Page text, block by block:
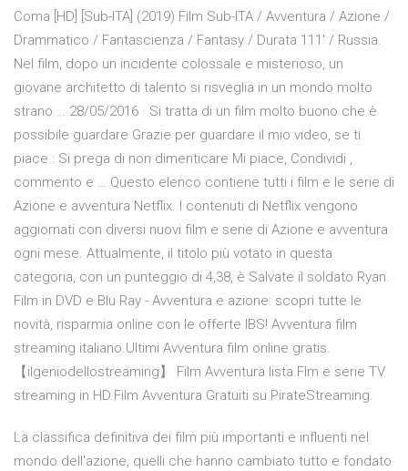
Coma [HD] [Sub-ITA] (2019) Film Sub-ITA / Avventura / Azione /
Drammatico / Fantascienza / Fantasy / Durata 111′ / Russia.
Nel film, dopo un incidente colossale e misterioso, un
giovane architetto di talento si risveglia in un mondo molto
strano … 28/05/2016 · Si tratta di un film molto buono che è
possibile guardare Grazie per guardare il mio video, se ti
piace : Si prega di non dimenticare Mi piace, Condividi ,
commento e … Questo elenco contiene tutti i film e le serie di
Azione e avventura Netflix. I contenuti di Netflix vengono
aggiornati con diversi nuovi film e serie di Azione e avventura
ogni mese. Attualmente, il titolo più votato in questa
categoria, con un punteggio di 4,38, è Salvate il soldato Ryan.
Film in DVD e Blu Ray - Avventura e azione: scopri tutte le
novità, risparmia online con le offerte IBS! Avventura film
streaming italiano.Ultimi Avventura film online gratis.
【ilgeniodellostreaming】 Film Avventura lista.Flm e serie TV
streaming in HD.Film Avventura Gratuiti su PirateStreaming.
La classifica definitiva dei film più importanti e influenti nel
mondo dell'azione, quelli che hanno cambiato tutto e fondato